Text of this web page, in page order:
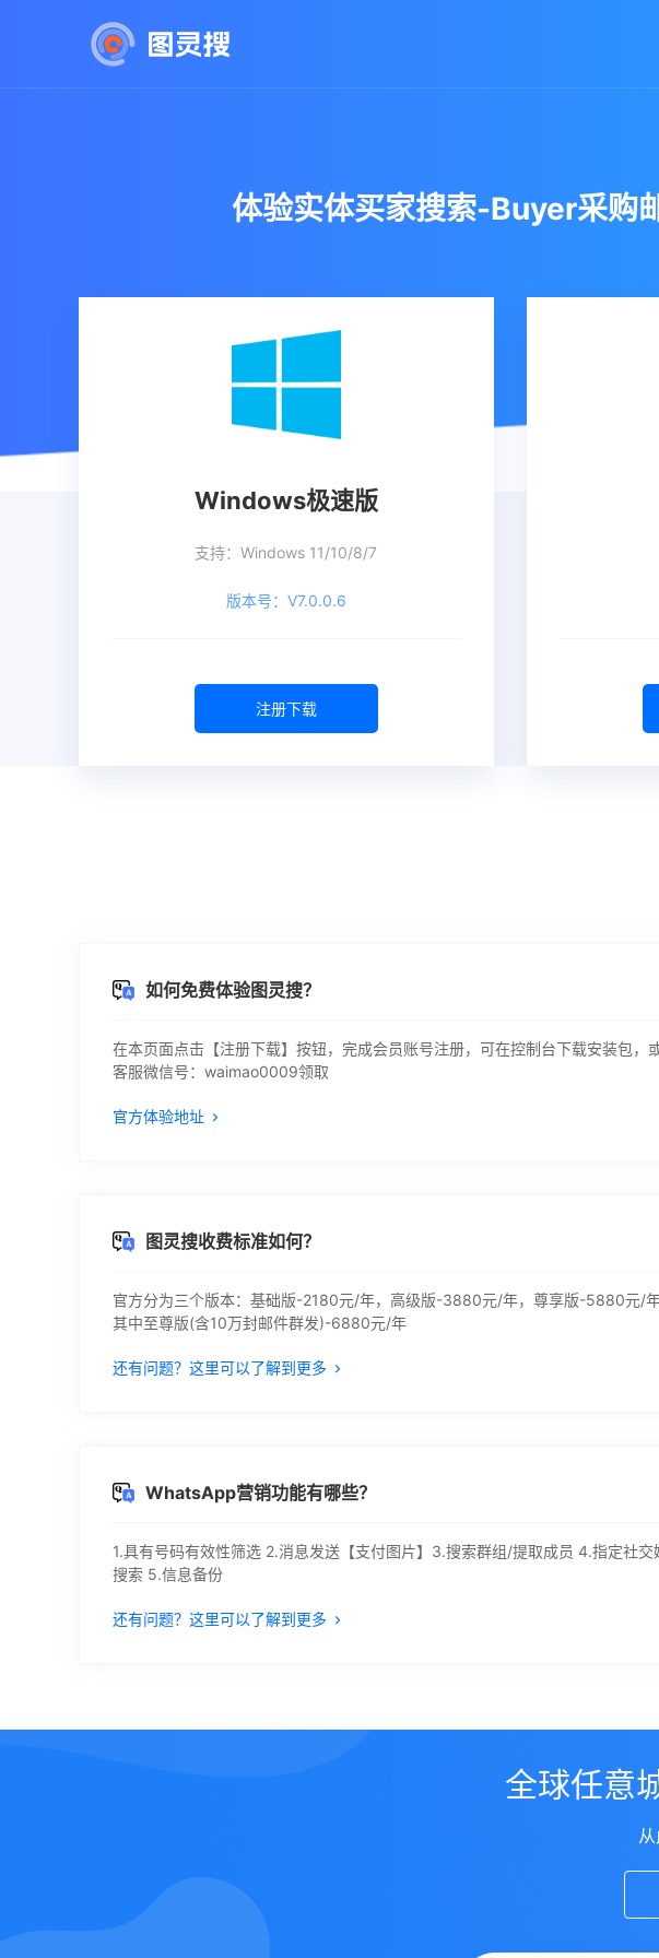
体验实体买家搜索-Buyer采
Windows极速版
支持：Windows 11/10/8/7
版本号：V7.0.0.6
注册下载
如何免费体验图灵搜？
在本页面点击【注册下载】按钮，完成会员账号注册，可在控制台下载安装包，
客服微信号：waimao0009领取
官方体验地址
图灵搜收费标准如何？
官方分为三个版本：基础版-2180元/年，高级版-3880元/年，尊享版-5880元/年
其中至尊版(含10万封邮件群发)-6880元/年
还有问题？这里可以了解到更多
WhatsApp营销功能有哪些？
1.具有号码有效性筛选 2.消息发送【支付图片】3.搜索群组/提取成员 4.指定社交
搜索 5.信息备份
还有问题？这里可以了解到更多
全球任意